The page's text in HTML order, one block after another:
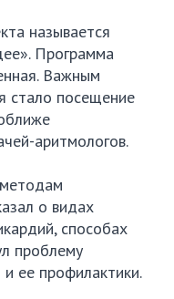
называется
. Программа
Важным
стало посещение
аритмологов.
о видах
способах
проблему
ее профилактики.